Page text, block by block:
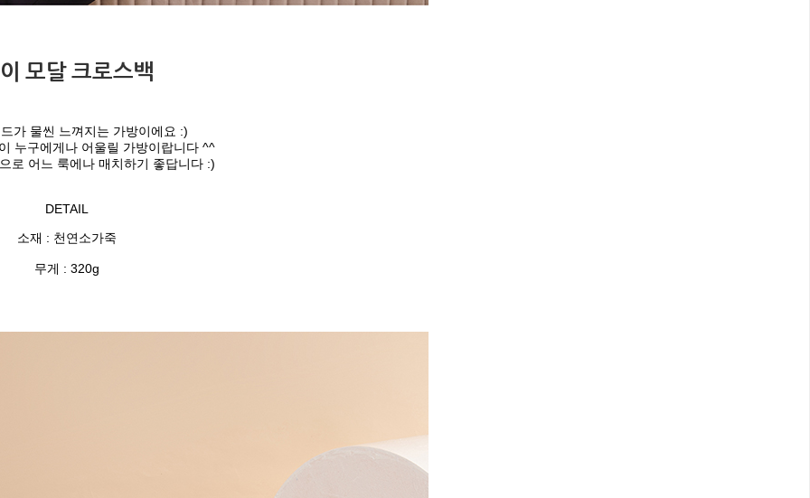
모달 크로스백
가 물씬 느껴지는 가방이에요 :)
누구에게나 어울릴 가방이랍니다 ^^
로 어느 룩에나 매치하기 좋답니다 :)
DETAIL
소재 : 천연소가죽
무게 : 320g